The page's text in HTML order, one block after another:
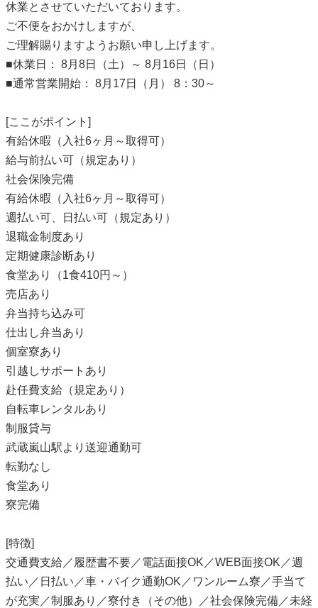
休業とさせていただいております。
ご不便をおかけしますが、
ご理解賜りますようお願い申し上げます。
■休業日： 8月8日（土）～ 8月16日（日）
■通常営業開始： 8月17日（月） 8：30～
[ここがポイント]
有給休暇（入社6ヶ月～取得可）
給与前払い可（規定あり）
社会保険完備
有給休暇（入社6ヶ月～取得可）
週払い可、日払い可（規定あり）
退職金制度あり
定期健康診断あり
食堂あり（1食410円～）
売店あり
弁当持ち込み可
仕出し弁当あり
個室寮あり
引越しサポートあり
赴任費支給（規定あり）
自転車レンタルあり
制服貸与
武蔵嵐山駅より送迎通勤可
転勤なし
食堂あり
寮完備
[特徴]
交通費支給／履歴書不要／電話面接OK／WEB面接OK／週
払い／日払い／車・バイク通勤OK／ワンルーム寮／手当て
が充実／制服あり／寮付き（その他）／社会保険完備／未経